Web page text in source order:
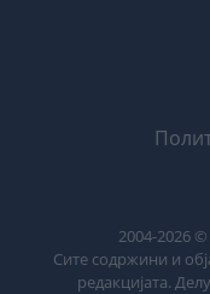
2004-2026 ©
Сите содржини и
редакцијата.